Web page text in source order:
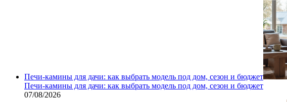
Печи-камины для дачи: как выбрать модель под дом, сезон и бюджет
Печи-камины для дачи: как выбрать модель под дом, сезон и бюджет
07/08/2026